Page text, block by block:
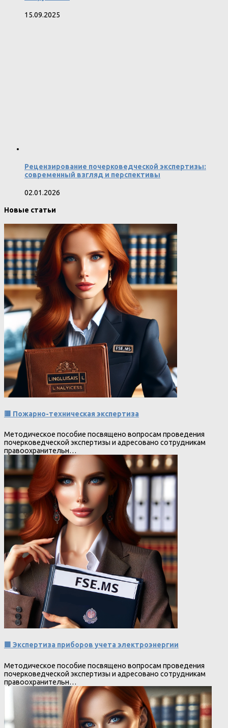
15.09.2025
Рецензирование почерковедческой экспертизы:
современный взгляд и перспективы
02.01.2026
Новые статьи
🟥 Пожарно-техническая экспертиза
Методическое пособие посвящено вопросам проведения
почерковедческой экспертизы и адресовано сотрудникам
правоохранительн…
🟩 Экспертиза приборов учета электроэнергии
Методическое пособие посвящено вопросам проведения
почерковедческой экспертизы и адресовано сотрудникам
правоохранительн…